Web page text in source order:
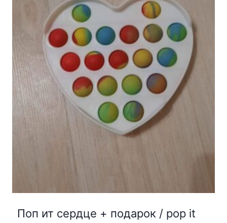
Поп ит сердце + подарок / pop it